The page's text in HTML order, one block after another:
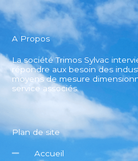
A Propos
La société Trimos Sylvac
répondre aux besoin des
moyens de mesure
service associés.
Plan de site
Accueil